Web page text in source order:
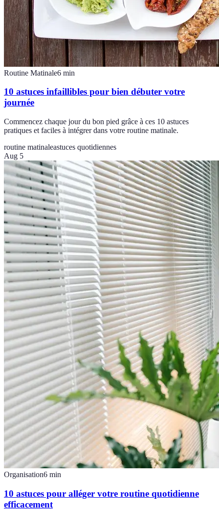
Routine Matinale6 min
10 astuces infaillibles pour bien débuter votre
journée
Commencez chaque jour du bon pied grâce à ces 10 astuces
pratiques et faciles à intégrer dans votre routine matinale.
routine matinaleastuces quotidiennes
Aug 5
Organisation6 min
10 astuces pour alléger votre routine quotidienne
efficacement